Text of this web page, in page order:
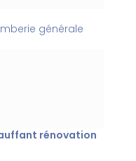
générale
rénovation